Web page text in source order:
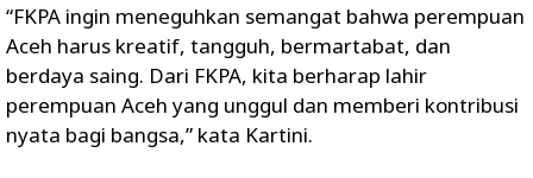
“FKPA ingin meneguhkan semangat bahwa perempuan
Aceh harus kreatif, tangguh, bermartabat, dan
berdaya saing. Dari FKPA, kita berharap lahir
perempuan Aceh yang unggul dan memberi kontribusi
nyata bagi bangsa,” kata Kartini.